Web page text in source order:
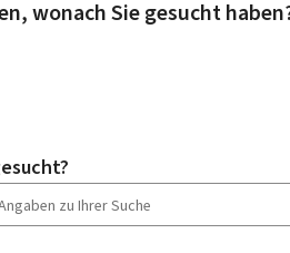
wonach Sie gesucht